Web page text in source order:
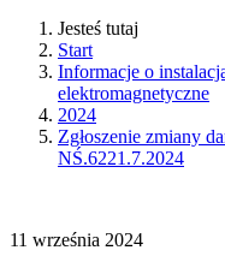
Jesteś tutaj
Start
Informacje o
elektromagnetyczne
2024
Zgłoszenie zmiany
NŚ.6221.7.2024
11 września 2024